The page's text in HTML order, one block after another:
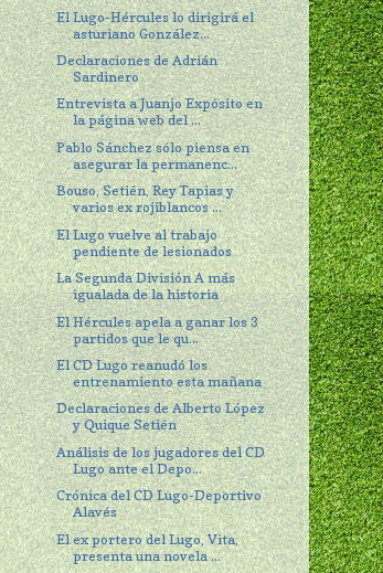
El Lugo-Hércules lo dirigirá el
asturiano González...
Declaraciones de Adrián
Sardinero
Entrevista a Juanjo Expósito en
la página web del ...
Pablo Sánchez sólo piensa en
asegurar la permanenc...
Bouso, Setién, Rey Tapias y
varios ex rojiblancos ...
El Lugo vuelve al trabajo
pendiente de lesionados
La Segunda División A más
igualada de la historia
El Hércules apela a ganar los 3
partidos que le qu...
El CD Lugo reanudó los
entrenamiento esta mañana
Declaraciones de Alberto López
y Quique Setién
Análisis de los jugadores del CD
Lugo ante el Depo...
Crónica del CD Lugo-Deportivo
Alavés
El ex portero del Lugo, Vita,
presenta una novela ...